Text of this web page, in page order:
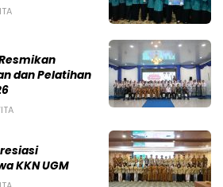
dan Pelatihan
KKN UGM